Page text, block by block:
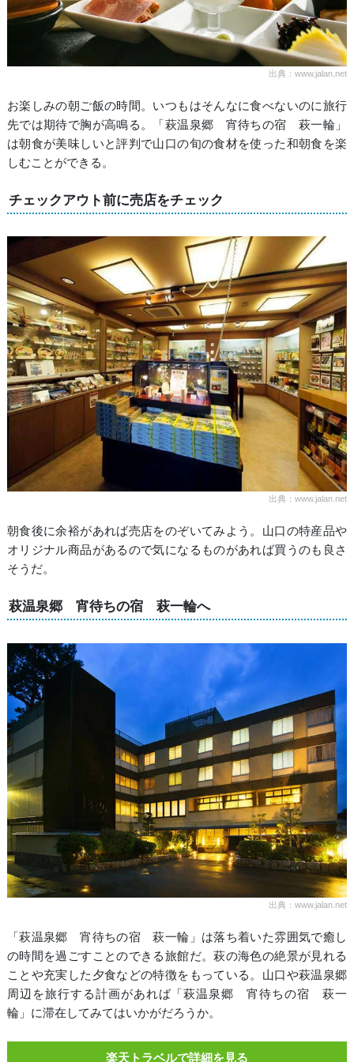
出典：www.jalan.net
お楽しみの朝ご飯の時間。いつもはそんなに食べないのに旅行
先では期待で胸が高鳴る。「萩温泉郷 宵待ちの宿 萩一輪」
は朝食が美味しいと評判で山口の旬の食材を使った和朝食を楽
しむことができる。
チェックアウト前に売店をチェック
出典：www.jalan.net
朝食後に余裕があれば売店をのぞいてみよう。山口の特産品や
オリジナル商品があるので気になるものがあれば買うのも良さ
そうだ。
萩温泉郷 宵待ちの宿 萩一輪へ
出典：www.jalan.net
「萩温泉郷 宵待ちの宿 萩一輪」は落ち着いた雰囲気で癒し
の時間を過ごすことのできる旅館だ。萩の海色の絶景が見れる
ことや充実した夕食などの特徴をもっている。山口や萩温泉郷
周辺を旅行する計画があれば「萩温泉郷 宵待ちの宿 萩一
輪」に滞在してみてはいかがだろうか。
楽天トラベルで詳細を見る